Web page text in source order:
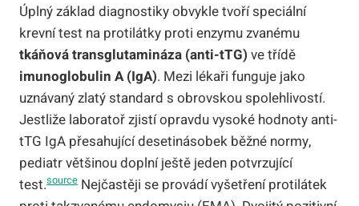
Úplný základ diagnostiky obvykle tvoří speciální
krevní test na protilátky proti enzymu zvanému
tkáňová transglutamináza (anti-tTG) ve třídě
imunoglobulin A (IgA). Mezi lékaři funguje jako
uznávaný zlatý standard s obrovskou spolehlivostí.
Jestliže laboratoř zjistí opravdu vysoké hodnoty anti-
tTG IgA přesahující desetinásobek běžné normy,
pediatr většinou doplní ještě jeden potvrzující
test.source Nejčastěji se provádí vyšetření protilátek